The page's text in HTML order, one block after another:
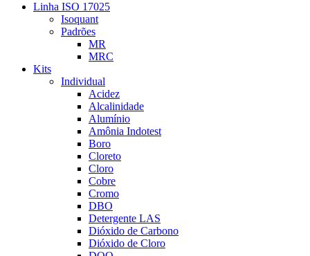
Linha ISO 17025
Isoquant
Padrões
MR
MRC
Kits
Individual
Acidez
Alcalinidade
Alumínio
Amônia Indotest
Boro
Cloreto
Cloro
Cobre
Cromo
DBO
Detergente LAS
Dióxido de Carbono
Dióxido de Cloro